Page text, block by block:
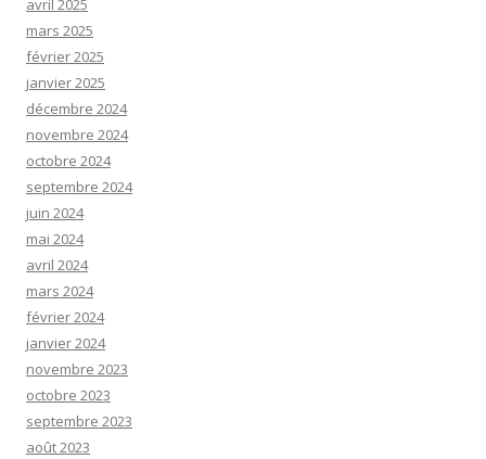
avril 2025
mars 2025
février 2025
janvier 2025
décembre 2024
novembre 2024
octobre 2024
septembre 2024
juin 2024
mai 2024
avril 2024
mars 2024
février 2024
janvier 2024
novembre 2023
octobre 2023
septembre 2023
août 2023